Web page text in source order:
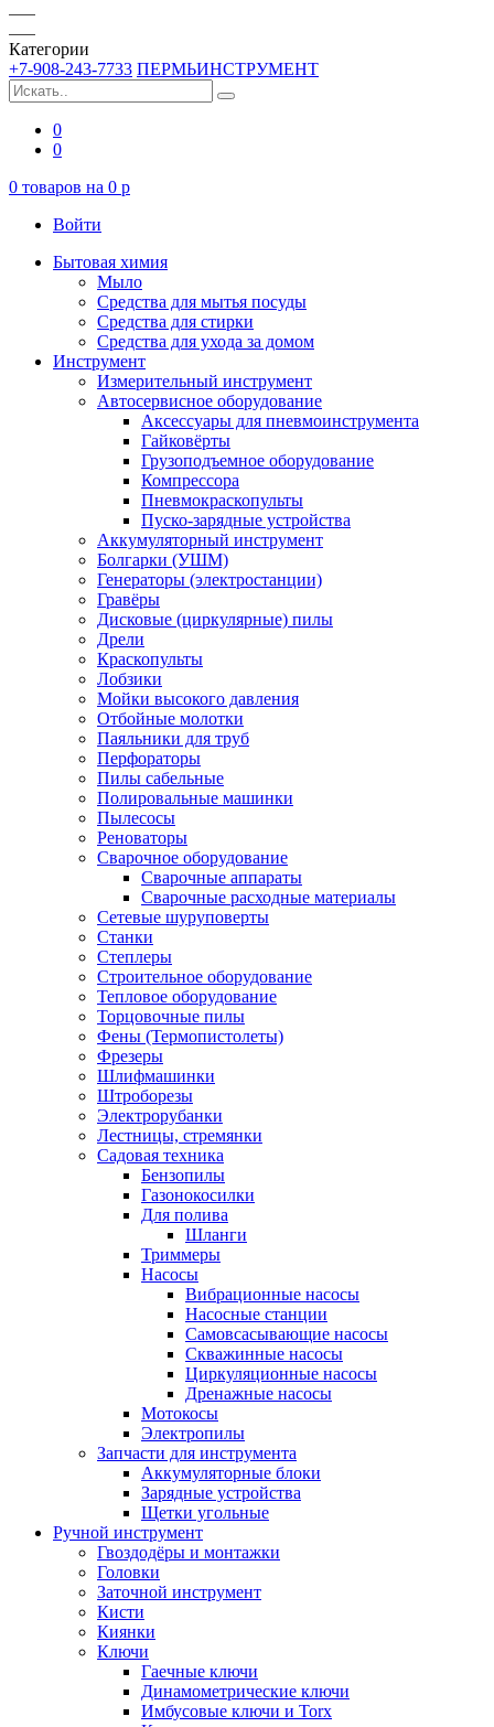
Категории
+7-908-243-7733 ПЕРМЬИНСТРУМЕНТ
0
0
0 товаров на 0 p
Войти
Бытовая химия
Мыло
Средства для мытья посуды
Средства для стирки
Средства для ухода за домом
Инструмент
Измерительный инструмент
Автосервисное оборудование
Аксессуары для пневмоинструмента
Гайковёрты
Грузоподъемное оборудование
Компрессора
Пневмокраскопульты
Пуско-зарядные устройства
Аккумуляторный инструмент
Болгарки (УШМ)
Генераторы (электростанции)
Гравёры
Дисковые (циркулярные) пилы
Дрели
Краскопульты
Лобзики
Мойки высокого давления
Отбойные молотки
Паяльники для труб
Перфораторы
Пилы сабельные
Полировальные машинки
Пылесосы
Реноваторы
Сварочное оборудование
Сварочные аппараты
Сварочные расходные материалы
Сетевые шуруповерты
Станки
Степлеры
Строительное оборудование
Тепловое оборудование
Торцовочные пилы
Фены (Термопистолеты)
Фрезеры
Шлифмашинки
Штроборезы
Электрорубанки
Лестницы, стремянки
Садовая техника
Бензопилы
Газонокосилки
Для полива
Шланги
Триммеры
Насосы
Вибрационные насосы
Насосные станции
Самовсасывающие насосы
Скважинные насосы
Циркуляционные насосы
Дренажные насосы
Мотокосы
Электропилы
Запчасти для инструмента
Аккумуляторные блоки
Зарядные устройства
Щетки угольные
Ручной инструмент
Гвоздодёры и монтажки
Головки
Заточной инструмент
Кисти
Киянки
Ключи
Гаечные ключи
Динамометрические ключи
Имбусовые ключи и Torx